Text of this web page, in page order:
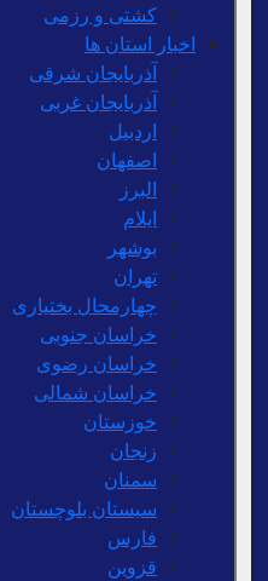
کشتی و رزمی
اخبار استان ها
آذربایجان شرقی
آذربایجان غربی
اردبیل
اصفهان
البرز
ایلام
بوشهر
تهران
چهارمحال بختیاری
خراسان جنوبی
خراسان رضوی
خراسان شمالی
خوزستان
زنجان
سمنان
سیستان بلوچستان
فارس
قزوین